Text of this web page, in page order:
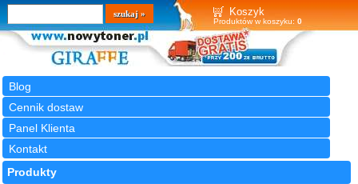
Koszyk
Produktów w koszyku: 0
Blog
Cennik dostaw
Panel Klienta
Kontakt
Wyszukiwarka
szukaj
Produkty